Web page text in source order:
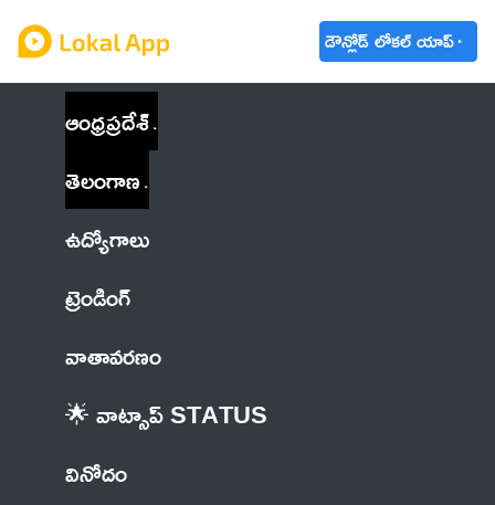
డౌన్లోడ్ లోకల్ యాప్
ఆంధ్రప్రదేశ్
తెలంగాణ
ఉద్యోగాలు
ట్రెండింగ్
వాతావరణం
🌟 వాట్సాప్ STATUS
వినోదం